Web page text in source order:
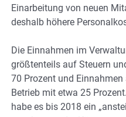
Einarbeitung von neuen
deshalb höhere
Die Einnahmen im
größtenteils auf Steuern
70 Prozent und
Betrieb mit etwa 25
habe es bis 2018 ein